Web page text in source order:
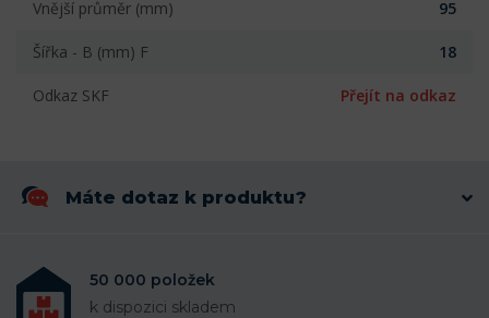
Vnější průměr (mm) 95
Šířka - B (mm) F 18
Odkaz SKF Přejít na odkaz
Máte dotaz k produktu?
50 000 položek
k dispozici skladem